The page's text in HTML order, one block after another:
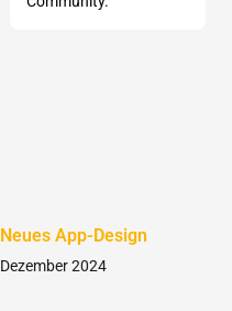
Neues App-Design
Dezember 2024